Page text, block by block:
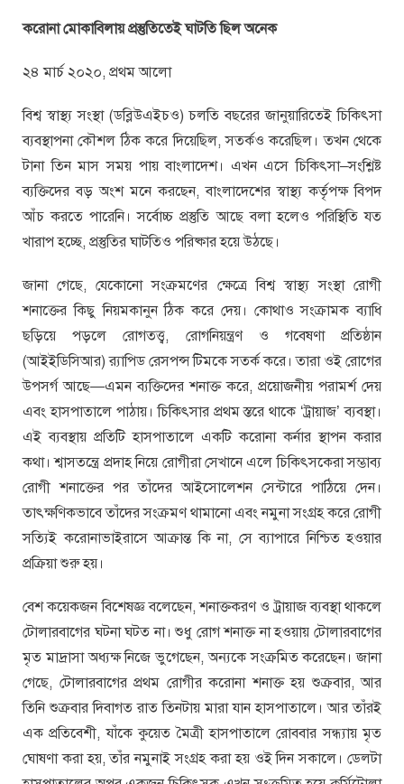
করোনা মোকাবিলায় প্রস্তুতিতেই ঘাটতি ছিল অনেক
২৪ মার্চ ২০২০, প্রথম আলো
বিশ্ব স্বাস্থ্য সংস্থা (ডব্লিউএইচও) চলতি বছরের জানুয়ারিতেই চিকিৎসা
ব্যবস্থাপনা কৌশল ঠিক করে দিয়েছিল, সতর্কও করেছিল। তখন থেকে
টানা তিন মাস সময় পায় বাংলাদেশ। এখন এসে চিকিৎসা–সংশ্লিষ্ট
ব্যক্তিদের বড় অংশ মনে করছেন, বাংলাদেশের স্বাস্থ্য কর্তৃপক্ষ বিপদ
আঁচ করতে পারেনি। সর্বোচ্চ প্রস্তুতি আছে বলা হলেও পরিস্থিতি যত
খারাপ হচ্ছে, প্রস্তুতির ঘাটতিও পরিষ্কার হয়ে উঠছে।
জানা গেছে, যেকোনো সংক্রমণের ক্ষেত্রে বিশ্ব স্বাস্থ্য সংস্থা রোগী
শনাক্তের কিছু নিয়মকানুন ঠিক করে দেয়। কোথাও সংক্রামক ব্যাধি
ছড়িয়ে পড়লে রোগতত্ত্ব, রোগনিয়ন্ত্রণ ও গবেষণা প্রতিষ্ঠান
(আইইডিসিআর) র‍্যাপিড রেসপন্স টিমকে সতর্ক করে। তারা ওই রোগের
উপসর্গ আছে—এমন ব্যক্তিদের শনাক্ত করে, প্রয়োজনীয় পরামর্শ দেয়
এবং হাসপাতালে পাঠায়। চিকিৎসার প্রথম স্তরে থাকে ‘ট্রায়াজ’ ব্যবস্থা।
এই ব্যবস্থায় প্রতিটি হাসপাতালে একটি করোনা কর্নার স্থাপন করার
কথা। শ্বাসতন্ত্রে প্রদাহ নিয়ে রোগীরা সেখানে এলে চিকিৎসকেরা সম্ভাব্য
রোগী শনাক্তের পর তাঁদের আইসোলেশন সেন্টারে পাঠিয়ে দেন।
তাৎক্ষণিকভাবে তাঁদের সংক্রমণ থামানো এবং নমুনা সংগ্রহ করে রোগী
সত্যিই করোনাভাইরাসে আক্রান্ত কি না, সে ব্যাপারে নিশ্চিত হওয়ার
প্রক্রিয়া শুরু হয়।
বেশ কয়েকজন বিশেষজ্ঞ বলেছেন, শনাক্তকরণ ও ট্রায়াজ ব্যবস্থা থাকলে
টোলারবাগের ঘটনা ঘটত না। শুধু রোগ শনাক্ত না হওয়ায় টোলারবাগের
মৃত মাদ্রাসা অধ্যক্ষ নিজে ভুগেছেন, অন্যকে সংক্রমিত করেছেন। জানা
গেছে, টোলারবাগের প্রথম রোগীর করোনা শনাক্ত হয় শুক্রবার, আর
তিনি শুক্রবার দিবাগত রাত তিনটায় মারা যান হাসপাতালে। আর তাঁরই
এক প্রতিবেশী, যাঁকে কুয়েত মৈত্রী হাসপাতালে রোববার সন্ধ্যায় মৃত
ঘোষণা করা হয়, তাঁর নমুনাই সংগ্রহ করা হয় ওই দিন সকালে। ডেলটা